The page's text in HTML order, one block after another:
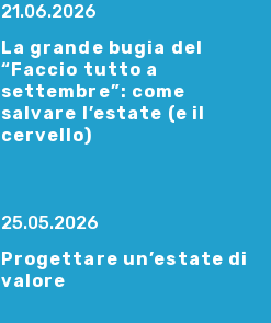
21.06.2026
La grande bugia del
“Faccio tutto a
settembre”: come
salvare l’estate (e il
cervello)
25.05.2026
Progettare un’estate di
valore